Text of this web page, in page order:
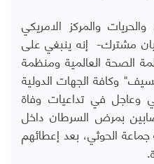
والمركز الامريكي
مشترك- إنه ينبغي على
الصحة العالمية ومنظمة
وكافة الجهات الدولية
وعاجل في تداعيات وفاة
بمرض السرطان داخل
الحوثي، بعد إعطائهم